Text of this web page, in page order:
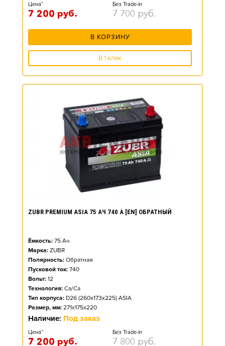
Цена*
7 200 руб.
Без Trade-in
7 700 руб.
В КОРЗИНУ
В 1 клик
ZUBR PREMIUM ASIA 75 АЧ 740 А [EN] ОБРАТНЫЙ
Ёмкость: 75 Ач
Марка: ZUBR
Полярность: Обратная
Пусковой ток: 740
Вольт: 12
Технология: Ca/Ca
Тип корпуса: D26 (260x173x225) ASIA
Размер, мм: 271x175x220
Наличие: Под заказ
Цена*
7 200 руб.
Без Trade-in
7 800 руб.